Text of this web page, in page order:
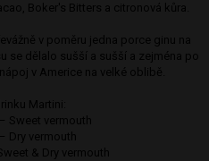
Boker's Bitters a citronová kůra.
v poměru jedna porce ginu na
se dělalo sušší a sušší a zejména po
v Americe na velké oblibě.
Martini:
Sweet vermouth
Dry vermouth
& Dry vermouth